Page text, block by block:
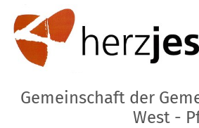
Zum Inhalt springen
Gemeinschaft der
West -